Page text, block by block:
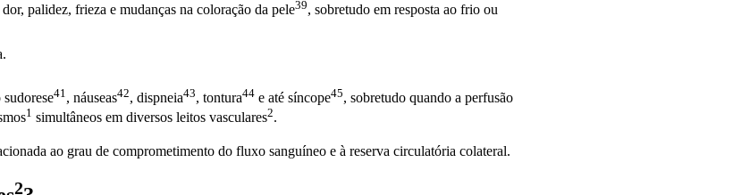
palidez, frieza e mudanças na coloração da pele39, sobretudo em resposta ao frio ou
sudorese41 , náuseas42, dispneia43, tontura44 e até síncope45, sobretudo quando a perfusão
1 simultâneos em diversos leitos vasculares2.
ao grau de comprometimento do fluxo sanguíneo e à reserva circulatória colateral.
2